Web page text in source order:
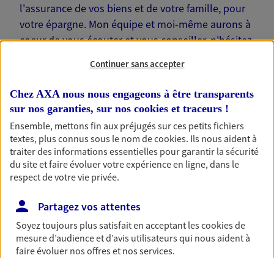
l'assurance de vos biens et de votre famille, pour
votre épargne. Mon équipe et moi-même aurons à
coeur de vous écouter et vous conseiller, n'hésitez
votre domicile) via notre formulaire de contact, ou
par téléphone.
Nos offres phares
Auto
Fan de longs voyages ou petit rouleur, prenez la
route bien protégé. Assurez votre voiture avec le
Continuer sans accepter
Chez AXA nous nous engageons à être transparents
sur nos garanties, sur nos cookies et traceurs !
Ensemble, mettons fin aux préjugés sur ces petits fichiers
textes, plus connus sous le nom decookies. Ils nous aident à
traiter des informations essentielles pour garantir la sécurité
du site et faire évoluer votre expérience en ligne, dans le
respect de votre vie privée.
Partagez vos attentes
Soyez toujours plus satisfait en acceptant lescookiesde
mesure d’audience et d’avis utilisateurs qui nous aident à
faire évoluer nos offres et nos services.